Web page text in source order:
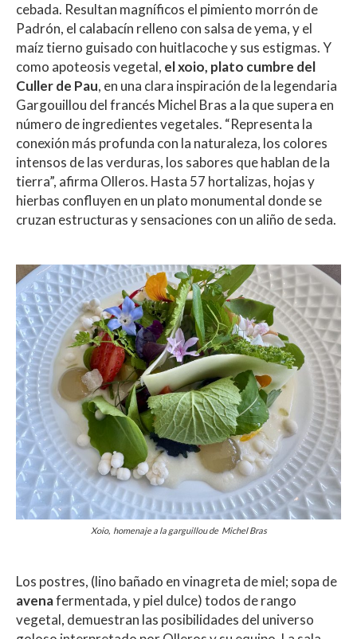
cebada. Resultan magníficos el pimiento morrón de
Padrón, el calabacín relleno con salsa de yema, y el
maíz tierno guisado con huitlacoche y sus estigmas. Y
como apoteosis vegetal, el xoio, plato cumbre del
Culler de Pau, en una clara inspiración de la legendaria
Gargouillou del francés Michel Bras a la que supera en
número de ingredientes vegetales. “Representa la
conexión más profunda con la naturaleza, los colores
intensos de las verduras, los sabores que hablan de la
tierra”, afirma Olleros. Hasta 57 hortalizas, hojas y
hierbas confluyen en un plato monumental donde se
cruzan estructuras y sensaciones con un aliño de seda.
Xoio, homenaje a la garguillou de Michel Bras
Los postres, (lino bañado en vinagreta de miel; sopa de
avenafermentada, y piel dulce) todos de rango
vegetal, demuestran las posibilidades del universo